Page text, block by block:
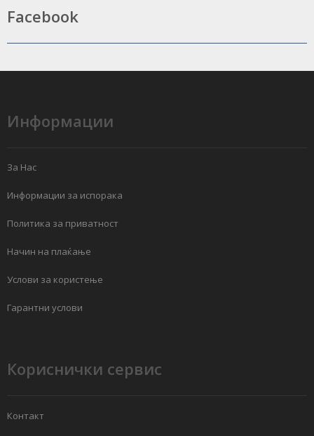
Facebook
Информации
За Нас
Информации за испорака
Политика за приватност
Начин на плаќање
Услови за користење
Гарантни услови
Кориснички сервис
Контакт